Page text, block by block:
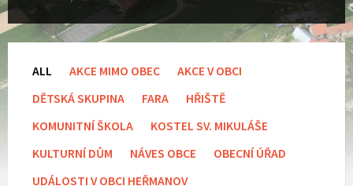
ALL AKCE MIMO OBEC
AKCE V OBCI
DĚTSKÁ SKUPINA
FARA
HŘIŠTĚ
KOMUNITNÍ ŠKOLA
KOSTEL SV. MIKULÁŠE
KULTURNÍ DŮM
NÁVES OBCE
OBECNÍ ÚŘAD
UDÁLOSTI V OBCI HEŘMANOV